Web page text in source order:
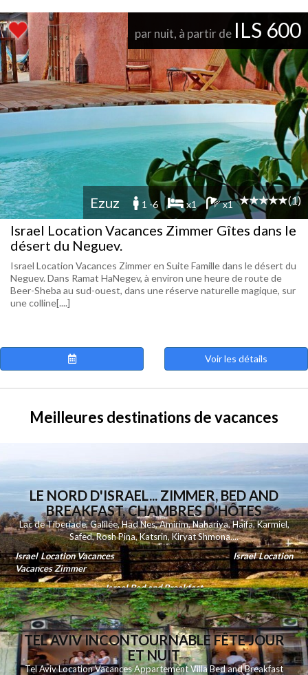
par nuit, à partir de ILS 600
Ezuz 1 -6 x1 x1 (1)
Israel Location Vacances Zimmer Gîtes dans le
désert du Neguev.
Israel Location Vacances Zimmer en Suite Famille dans le désert du
Neguev. Dans Ramat HaNegev, à environ une heure de route de
Beer-Sheba au sud-ouest, dans une réserve naturelle magique, sur
une colline[....]
Voir les détails
Meilleures destinations de vacances
LE NORD D'ISRAEL... ZIMMER, BED AND
BREAKFAST, CHAMBRES D'HÔTES
Lac de Tiberiade,Galilée,Had Nes,Amirim,Nahariya,Haifa,Karmiel,
Safed,Rosh Pina,Katsrin,Kiryat Shmona....
Israel Location Vacances
Israel Location
Vacances Zimmer
Israel Bed and Breakfast
TEL AVIV INCONTOURNABLE FÊTE JOUR
ET NUIT
Tel Aviv Location Vacances Appartement Villa Bed and Breakfast